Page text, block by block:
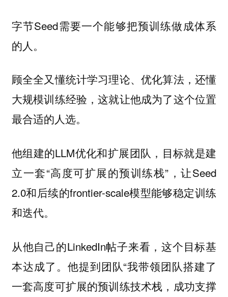
字节Seed需要一个能够把预训练做成体系
的人。
顾全全又懂统计学习理论、优化算法，还懂
大规模训练经验，这就让他成为了这个位置
最合适的人选。
他组建的LLM优化和扩展团队，目标就是建
立一套“高度可扩展的预训练栈”，让Seed
2.0和后续的frontier-scale模型能够稳定训练
和迭代。
从他自己的LinkedIn帖子来看，这个目标基
本达成了。他提到团队“我带领团队搭建了
一套高度可扩展的预训练技术栈，成功支撑